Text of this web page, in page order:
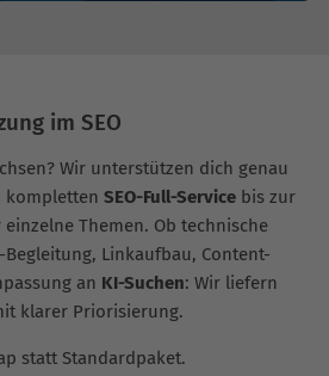
im SEO
Wir unterstützen dich genau
kompletten SEO-Full-Service bis zur
Themen. Ob technische
Linkaufbau, Content-
an KI-Suchen: Wir liefern
klarer Priorisierung.
statt Standardpaket.